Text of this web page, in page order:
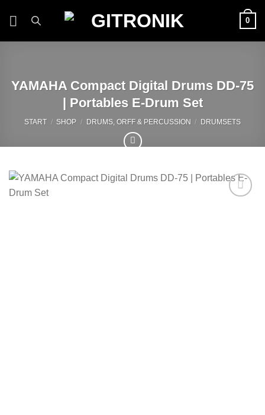
0
YAMAHA Compact Digital Drums DD-75
| Portables E-Drum Set
START / SHOP / DRUMS, ORFF & PERCUSSION / DRUMSETS